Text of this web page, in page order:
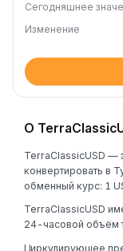
Сегодняшнее
Изменение
О
TerraClassicUSD —
конвертировать в
обменный курс: 1
TerraClassicUSD
24-часовой объём
Циркулирующее